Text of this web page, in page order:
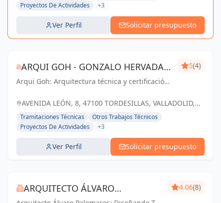
Proyectos De Actividades
+3
Ver Perfil Solicitar presupuesto
ARQUI GOH - GONZALO HERVADA
ARQUITECTO TÉCNICO
Arqui Goh: Arquitectura técnica y certificación
Valladolid. Soluciones profesionales y
5(4)
AVENIDA LEÓN, 8, 47100 TORDESILLAS, VALLADOLID,
ESPAÑA, España
Tramitaciones Técnicas
Otros Trabajos Técnicos
Proyectos De Actividades
+3
Ver Perfil Solicitar presupuesto
ARQUITECTO ÁLVARO
4.06(8)